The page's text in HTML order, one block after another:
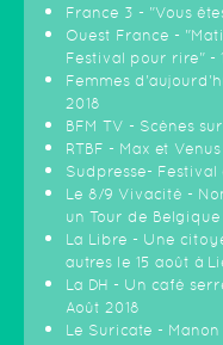
France 3 - "Vous
Ouest France -
Festival pour rire" -
Femmes
2018
BFM TV - Scènes
RTBF - Max et Venus
Sudpresse- Festival
Le 8/9 Vivacité -
un Tour de
La Libre - Une
autres le 15 août à
La DH - Un café
Août 2018
Le Suricate -